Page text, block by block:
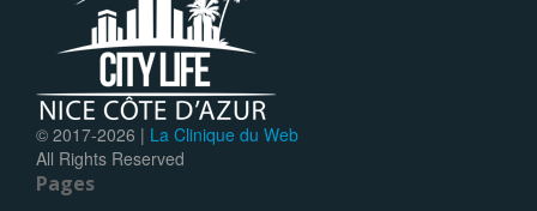
© 2017-2026 | La Clinique du Web
All Rights Reserved
Pages